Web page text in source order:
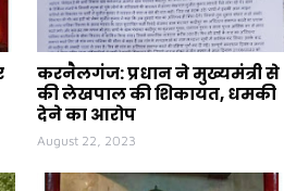
करनैलगंज: प्रधान ने मुख्यमंत्री से
की लेखपाल की शिकायत, धमकी
देने का आरोप
August 22, 2023